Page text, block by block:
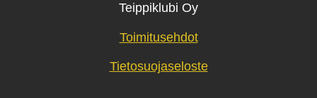
Teippiklubi Oy
Toimitusehdot
Tietosuojaseloste